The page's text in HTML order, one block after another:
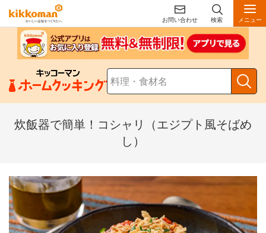
お問い合わせ 検索 メニュー
炊飯器で簡単！コシャリ（エジプト風そばめ
し）